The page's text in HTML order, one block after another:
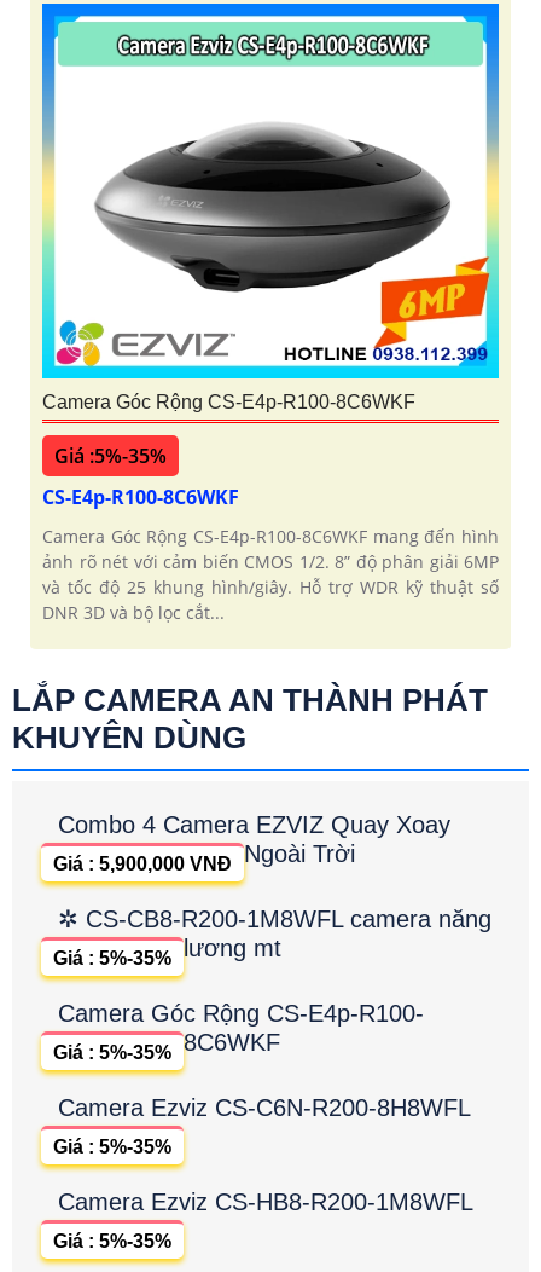
Camera Góc Rộng CS-E4p-R100-8C6WKF
Giá :5%-35%
CS-E4p-R100-8C6WKF
Camera Góc Rộng CS-E4p-R100-8C6WKF mang đến hình
ảnh rõ nét với cảm biến CMOS 1/2. 8” độ phân giải 6MP
và tốc độ 25 khung hình/giây. Hỗ trợ WDR kỹ thuật số
DNR 3D và bộ lọc cắt...
LẮP CAMERA AN THÀNH PHÁT
KHUYÊN DÙNG
Combo 4 Camera EZVIZ Quay Xoay
Ngoài Trời
Giá : 5,900,000 VNĐ
✲ CS-CB8-R200-1M8WFL camera năng
lương mt
Giá : 5%-35%
Camera Góc Rộng CS-E4p-R100-
8C6WKF
Giá : 5%-35%
Camera Ezviz CS-C6N-R200-8H8WFL
Giá : 5%-35%
Camera Ezviz CS-HB8-R200-1M8WFL
Giá : 5%-35%